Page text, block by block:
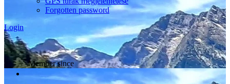
Forgotten password
Login
Member since